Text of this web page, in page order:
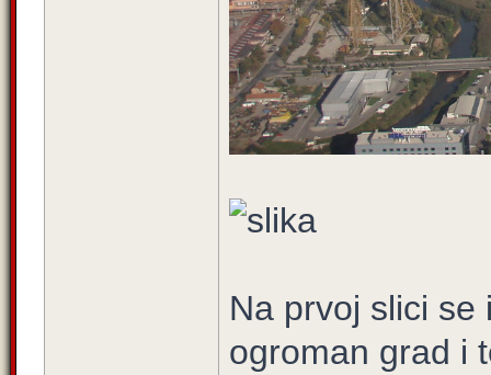
Na prvoj slici se
ogroman grad i